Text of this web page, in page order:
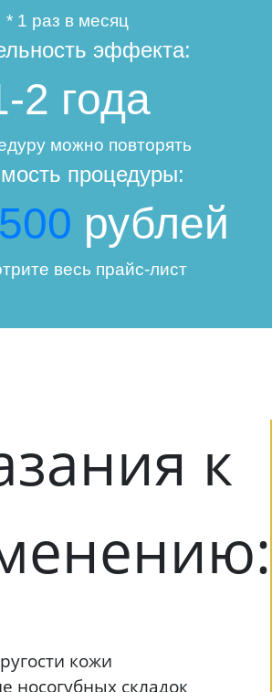
* 1 раз в месяц
эффекта:
2 года
можно повторять
процедуры:
рублей
весь прайс-лист
к
кожи
носогубных складок